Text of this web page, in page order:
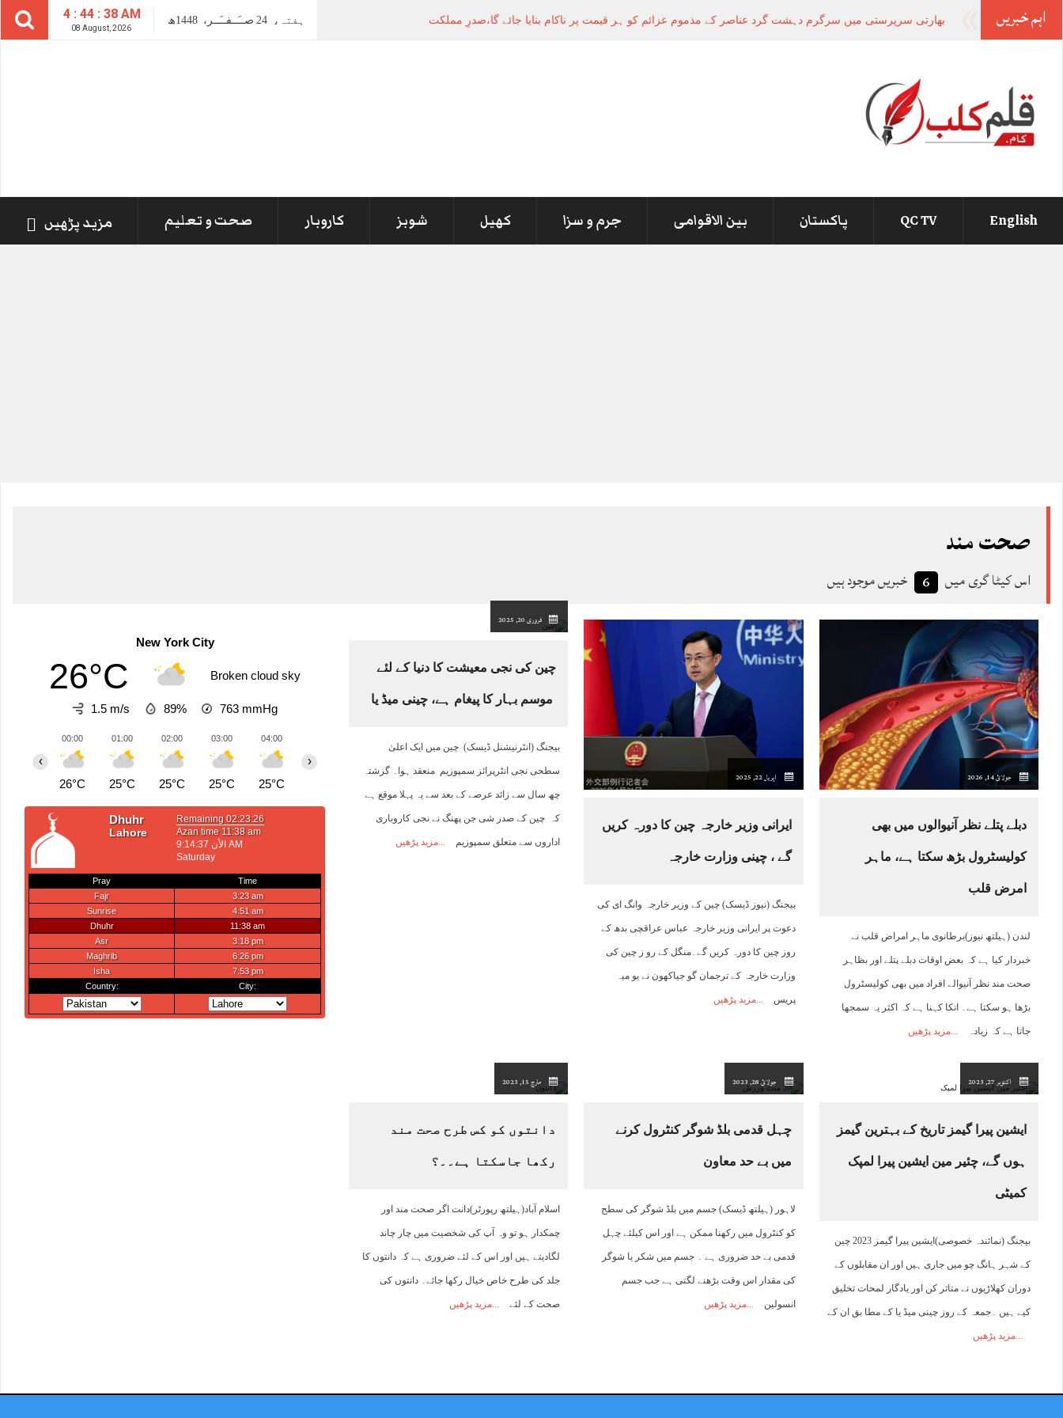
4 : 44 : 38 AM
08 August, 2026
ہفتہ، 24 صــَــفــَــر، 1448ھ اہم خبریں
English
QC TV پاکستان بین الاقوامی جرم و سزا کھیل شوبز کاروبار صحت و تعلیم مزید پڑھیں
صحت مند
اس کیٹا گری میں 6 خبریں موجود ہیں
New York City
26°C Broken cloud sky
1.5 m/s 89% 763 mmHg
00:00
26°C
01:00
25°C
02:00
25°C
03:00
25°C
04:00
25°C
11:00
29°C
12:00 13:00
32°C
15:00
32°C
16:00
33°C
17:00
33°C
18:00
28°C
19:00
26°C
‹
›
جولائ 14, 2026
دبلے پتلے نظر آنیوالوں میں بھی
کولیسٹرول بڑھ سکتا ہے، ماہر
امرض قلب
لندن (ہیلتھ نیوز)برطانوی ماہر امراض قلب نے
خبردار کیا ہے کہ بعض اوقات دبلے پتلے اور بظاہر
صحت مند نظر آنیوالے افراد میں بھی کولیسٹرول
بڑھا ہو سکتا ہے۔ انکا کہنا ہے کہ اکثر یہ سمجھا
جاتا ہے کہ زیادہ مزید پڑھیں
اپریل 22, 2025
ایرانی وزیر خارجہ چین کا دورہ کریں
گے ، چینی وزارت خارجہ
بیجنگ (نیوز ڈیسک) چین کے وزیر خارجہ وانگ ای کی
دعوت پر ایرانی وزیر خارجہ عباس عراقچی بدھ کے
روز چین کا دورہ کریں گے۔منگل کے رو ز چین کی
وزارت خارجہ کے ترجمان گو جیاکھون نے یو میہ
پریس مزید پڑھیں
فروری 20, 2025
چین کی نجی معیشت کا دنیا کے لئے
موسم بہار کا پیغام ہے، چینی میڈ یا
بیجنگ (انٹرنیشنل ڈیسک) چین میں ایک اعلیٰ
سطحی نجی انٹرپرائز سمپوزیم منعقد ہوا۔ گزشتہ
چھ سال سے زائد عرصے کے بعد سے یہ پہلا موقع ہے
کہ چین کے صدر شی جن پھنگ نے نجی کاروباری
اداروں سے متعلق سمپوزیم مزید پڑھیں
اکتوبر 27, 2023
ایشین پیرا گیمز تاریخ کے بہترین گیمز
ہوں گے، چئیر مین ایشین پیرا لمپک
کمیٹی
بیجنگ (نمائندہ خصوصی)ایشین پیرا گیمز 2023 چین
کے شہر ہانگ چو میں جاری ہیں اور ان مقابلوں کے
دوران کھلاڑیوں نے متاثر کن اور یادگار لمحات تخلیق
کیے ہیں ۔جمعہ کے روز چینی میڈ یا کے مطا بق ان کے
مزید پڑھیں
جولائ 28, 2023
چہل قدمی بلڈ شوگر کنٹرول کرنے
میں بے حد معاون
لاہور (ہیلتھ ڈیسک) جسم میں بلڈ شوگر کی سطح
کو کنٹرول میں رکھنا ممکن ہے اور اس کیلئے چہل
قدمی بے حد ضروری ہے ۔ جسم میں شکر یا شوگر
کی مقدار اس وقت بڑھنے لگتی ہے جب جسم
انسولین مزید پڑھیں
مارچ 15, 2023
دانتوں کو کس طرح صحت مند
رکھا جاسکتا ہے۔۔؟
اسلام آباد(ہیلتھ رپورٹر)دانت اگر صحت مند اور
چمکدار ہو تو وہ آپ کی شخصیت میں چار چاند
لگادیتے ہیں اور اس کے لئے ضروری ہے کہ دانتوں کا
جلد کی طرح خاص خیال رکھا جائے۔ دانتوں کی
صحت کے لئے مزید پڑھیں